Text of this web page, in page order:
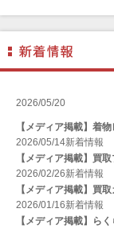
ARAX（アラクス）
Arca-Swiss（アルカ
Argus （アーガス）
ARNUVO（アルヌ
2026/05/20
【メディア掲載】着
2026/05/14新着情報
【メディア掲載】買
2026/02/26新着情報
【メディア掲載】買
2026/01/16新着情報
【メディア掲載】ら